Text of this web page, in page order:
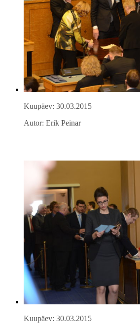
Kuupäev: 30.03.2015
Autor: Erik Peinar
Kuupäev: 30.03.2015